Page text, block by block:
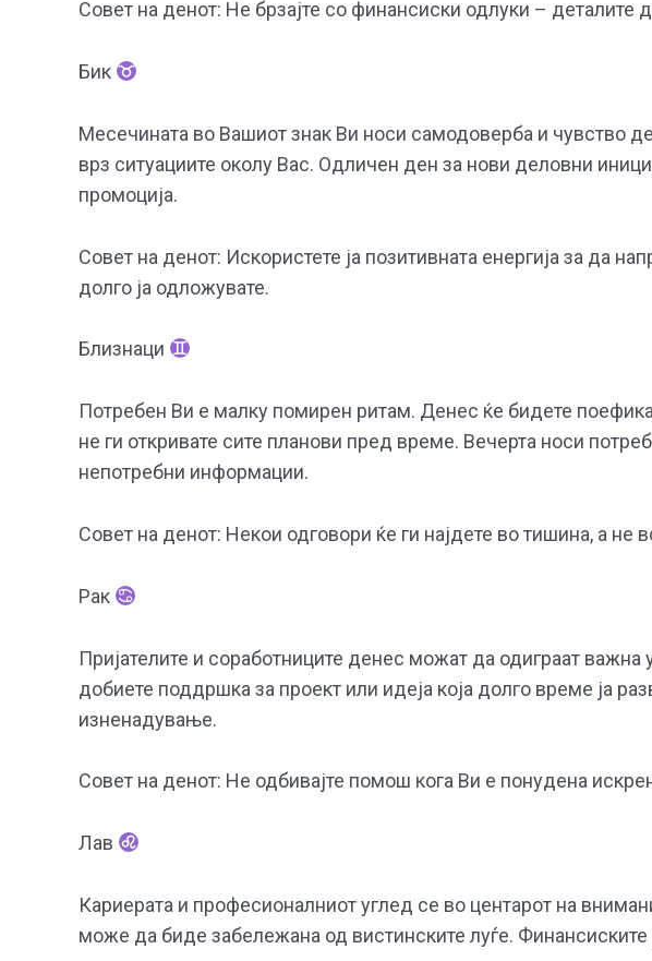
Совет на денот: Не брзајте со финансиски одлуки – деталите
Бик
Месечината во Вашиот знак Ви носи самодоверба и чувство
врз ситуациите околу Вас. Одличен ден за нови деловни
промоција.
Совет на денот: Искористете ја позитивната енергија за да
долго ја одложувате.
Близнаци
Потребен Ви е малку помирен ритам. Денес ќе бидете
не ги откривате сите планови пред време. Вечерта носи
непотребни информации.
Совет на денот: Некои одговори ќе ги најдете во тишина, а не
Рак
Пријателите и соработниците денес можат да одиграат
добиете поддршка за проект или идеја која долго време ја
изненадување.
Совет на денот: Не одбивајте помош кога Ви е понудена
Лав
Кариерата и професионалниот углед се во центарот на
може да биде забележана од вистинските луѓе. Финансиските